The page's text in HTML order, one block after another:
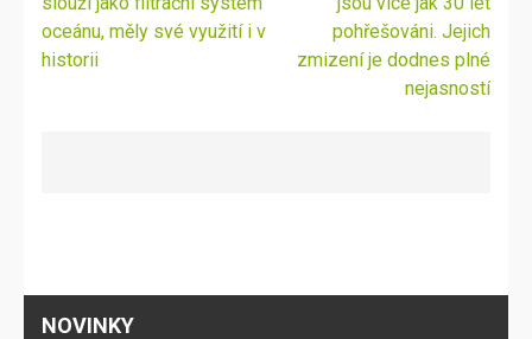
příspěvek
oceánu, měly své využití i v
historii
pohřešováni. Jejich
zmizení je dodnes plné
nejasností
NOVINKY